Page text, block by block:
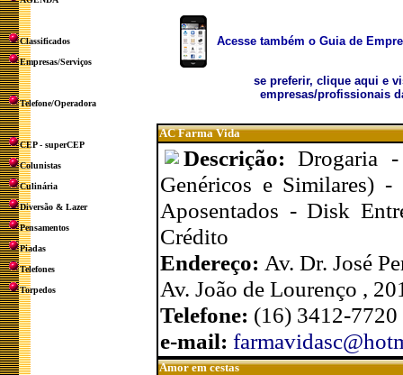
Classificados
Empresas/Serviços
Telefone/Operadora
CEP - superCEP
Colunistas
Culinária
Diversão & Lazer
Pensamentos
Piadas
Telefones
Torpedos
Acesse também o Guia de
se preferir, clique aqui e
empresas/profissionais
AC Farma Vida
Descrição:Drogaria
Genéricos e Similares) -
Aposentados - Disk
Crédito
Endereço: Av. Dr. José
Av. João de Lourenço ,
Telefone: (16) 3412-
e-mail:
Amor em cestas